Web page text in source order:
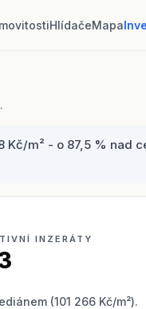
HlídačeMapa
Kč/m² - o 87,5 %
INZERÁTY
(101 266 Kč/m²).